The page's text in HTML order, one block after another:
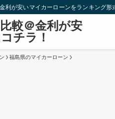
利が安いマイカーローンをランキング形
較＠金利が安
チラ！
福島県のマイカーローン